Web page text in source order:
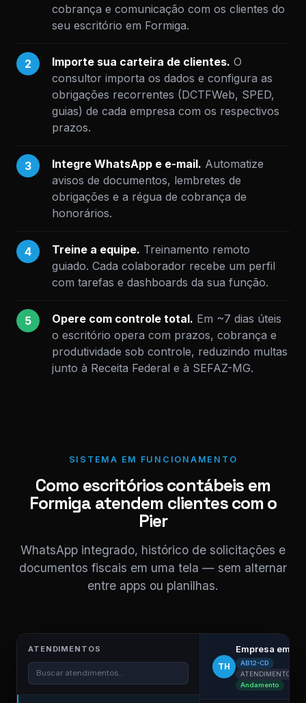
cobrança e comunicação com os clientes do
seu escritório em Formiga.
2 Importe sua carteira de clientes. O
consultor importa os dados e configura as
obrigações recorrentes (DCTFWeb, SPED,
guias) de cada empresa com os respectivos
prazos.
3 Integre WhatsApp e e-mail. Automatize
avisos de documentos, lembretes de
obrigações e a régua de cobrança de
honorários.
4 Treine a equipe. Treinamento remoto
guiado. Cada colaborador recebe um perfil
com tarefas e dashboards da sua função.
5 Opere com controle total. Em ~7 dias úteis
o escritório opera com prazos, cobrança e
produtividade sob controle, reduzindo multas
junto à Receita Federal e à SEFAZ-MG.
SISTEMA EM FUNCIONAMENTO
Como escritórios contábeis em
Formiga atendem clientes com o
Pier
WhatsApp integrado, histórico de solicitações e
documentos fiscais em uma tela — sem alternar
entre apps ou planilhas.
ATENDIMENTOS
Buscar atendimentos...
TH
Empresa em
AB12-CD
ATENDIMENTO
Andamento